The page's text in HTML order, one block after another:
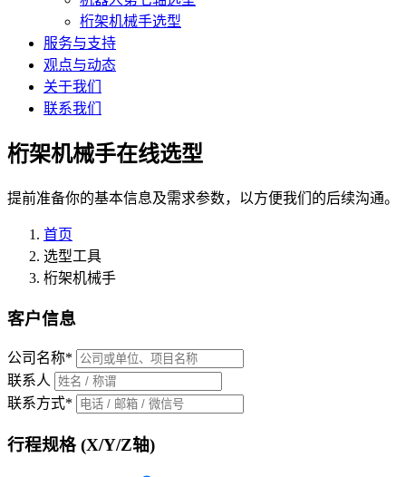
桁架机械手选型
服务与支持
观点与动态
关于我们
联系我们
桁架机械手在线选型
提前准备你的基本信息及需求参数，以方便我们的后续沟通。
首页
选型工具
桁架机械手
客户信息
公司名称*
联系人
联系方式*
行程规格 (X/Y/Z轴)